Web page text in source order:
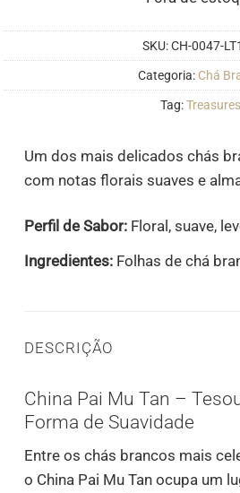
SKU:CH-0047-
Categoria: Chá
Tag:Treasures
Um dos mais delicados chás
com notas florais suaves e
Perfil de Sabor: Floral, suave,
Ingredientes: Folhas de chá
DESCRIÇÃO
China Pai Mu Tan –
Forma de Suavidade
Entre os chás brancos mais
o China Pai Mu Tan ocupa um